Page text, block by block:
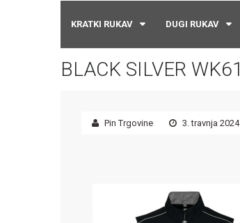
KRATKI RUKAV DUGI RUKAV
BLACK SILVER
Pin Trgovine 3. travnja